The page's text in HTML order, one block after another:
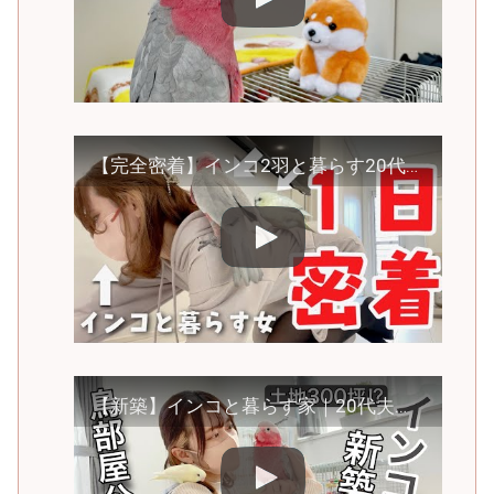
【完全密着】インコ2羽と暮らす20代女の休日ルーティン卍
【新築】インコと暮らす家｜20代夫婦が鳥のために300坪の土地購入【ルームツアー】